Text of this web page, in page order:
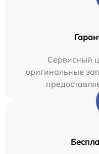
Сервисный
оригинальные